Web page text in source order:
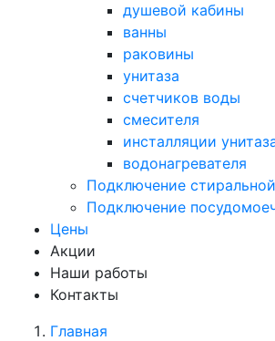
душевой кабины
ванны
раковины
унитаза
счетчиков воды
смесителя
инсталляции
водонагревателя
Подключение
Подключение
Цены
Акции
Наши работы
Контакты
Главная